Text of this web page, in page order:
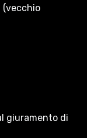
(vecchio
giuramento di